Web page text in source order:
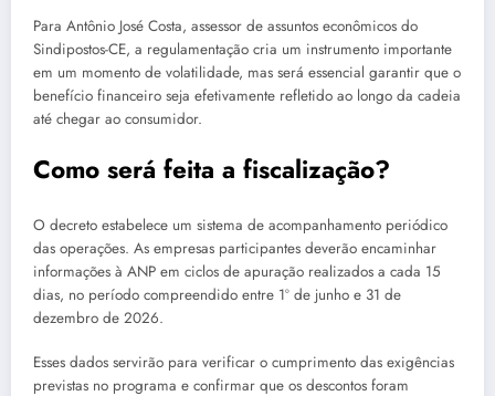
Para Antônio José Costa, assessor de assuntos econômicos do
Sindipostos-CE, a regulamentação cria um instrumento importante
em um momento de volatilidade, mas será essencial garantir que o
benefício financeiro seja efetivamente refletido ao longo da cadeia
até chegar ao consumidor.
Como será feita a fiscalização?
O decreto estabelece um sistema de acompanhamento periódico
das operações. As empresas participantes deverão encaminhar
informações à ANP em ciclos de apuração realizados a cada 15
dias, no período compreendido entre 1º de junho e 31 de
dezembro de 2026.
Esses dados servirão para verificar o cumprimento das exigências
previstas no programa e confirmar que os descontos foram